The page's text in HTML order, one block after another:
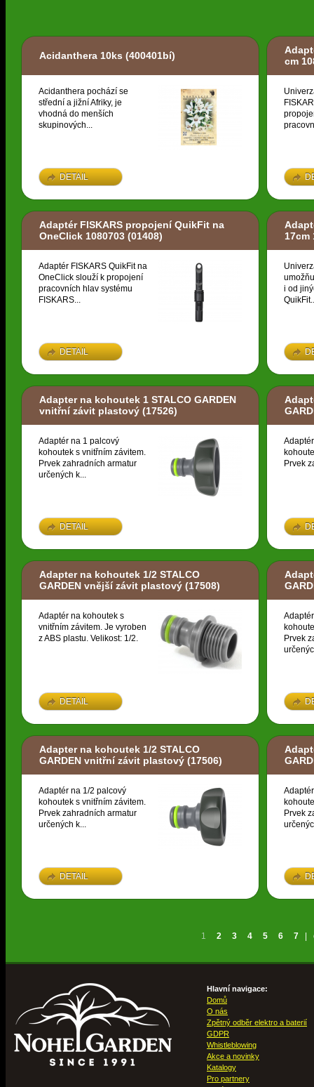
Acidanthera 10ks (400401bí)
Acidanthera pochází se
střední a jižní Afriky, je
vhodná do menších
skupinových...
DETAIL
cm
Adaptér FISKARS propojení QuikFit na
OneClick 1080703 (01408)
Adaptér FISKARS QuikFit na
OneClick slouží k propojení
pracovních hlav systému
FISKARS...
DETAIL
17cm
i od
Adapter na kohoutek 1 STALCO GARDEN
vnitřní závit plastový (17526)
Adaptér na 1 palcový
kohoutek s vnitřním závitem.
Prvek zahradních armatur
určených k...
DETAIL
Prvek
Adapter na kohoutek 1/2 STALCO
GARDEN vnější závit plastový (17508)
Adaptér na kohoutek s
vnitřním závitem. Je vyroben
z ABS plastu. Velikost: 1/2.
DETAIL
Prvek
Adapter na kohoutek 1/2 STALCO
GARDEN vnitřní závit plastový (17506)
Adaptér na 1/2 palcový
kohoutek s vnitřním závitem.
Prvek zahradních armatur
určených k...
DETAIL
Prvek
1 2 3 4 5 6 7
Hlavní navigace:
Domů
O nás
Zpětný odběr elektro a baterií
GDPR
Whistleblowing
Akce a novinky
Katalogy
Pro partnery